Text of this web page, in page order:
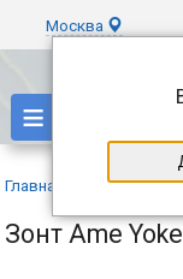
Москва
≡
Главная Каталог»
Зонт Ame